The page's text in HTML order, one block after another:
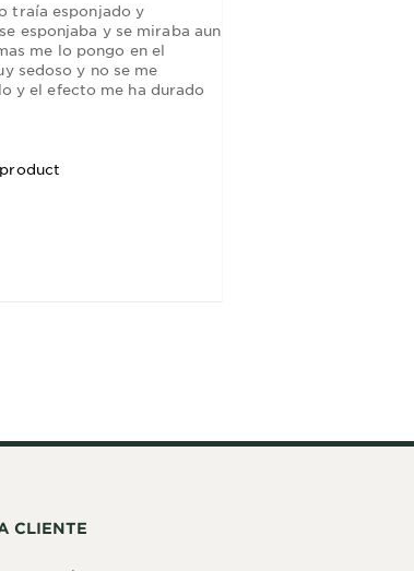
traía esponjado y
esponjaba y se miraba aun
me lo pongo en el
sedoso y no se me
y el efecto me ha durado
CLIENTE